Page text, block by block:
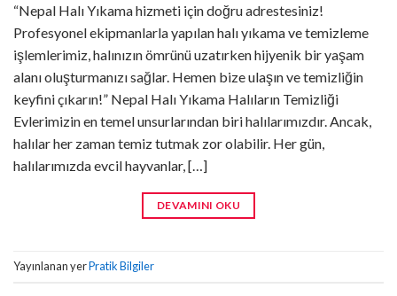
“Nepal Halı Yıkama hizmeti için doğru adrestesiniz!
Profesyonel ekipmanlarla yapılan halı yıkama ve temizleme
işlemlerimiz, halınızın ömrünü uzatırken hijyenik bir yaşam
alanı oluşturmanızı sağlar. Hemen bize ulaşın ve temizliğin
keyfini çıkarın!” Nepal Halı Yıkama Halıların Temizliği
Evlerimizin en temel unsurlarından biri halılarımızdır. Ancak,
halılar her zaman temiz tutmak zor olabilir. Her gün,
halılarımızda evcil hayvanlar, […]
DEVAMINI OKU
Yayınlanan yerPratik Bilgiler